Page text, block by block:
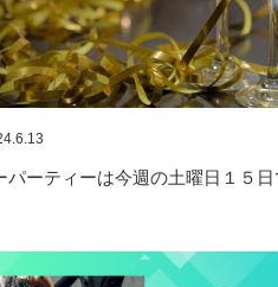
パーティーは今週の土曜日１５